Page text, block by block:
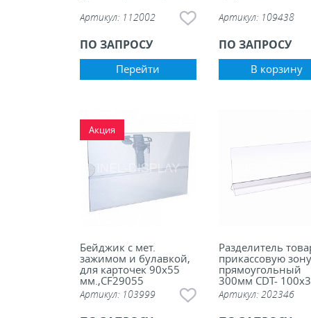
Артикул: 112002
ПО ЗАПРОСУ
Перейти
Артикул: 109438
ПО ЗАПРОСУ
В корзину
Акция
Бейджик с мет.
зажимом и булавкой,
для карточек 90х55
мм.,CF29055
Артикул: 103999
Разделитель
прикассовую зону
прямоугольный
300мм CDT-
(P)
Артикул: 202346